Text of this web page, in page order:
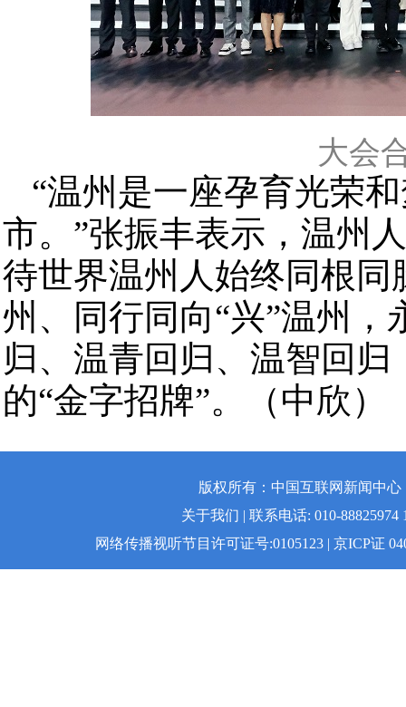
大会
“温州是一座孕育光荣
市。”张振丰表示，温州
待世界温州人始终同根同
州、同行同向“兴”温州
归、温青回归、温智回
的“金字招牌”。（中欣）
版权所有：中国互联网新闻中
关于我们 | 联系电话: 010-88825974
网络传播视听节目许可证号:0105123 | 京ICP证